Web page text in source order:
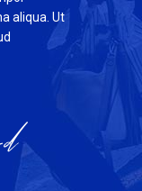
aliqua. Ut